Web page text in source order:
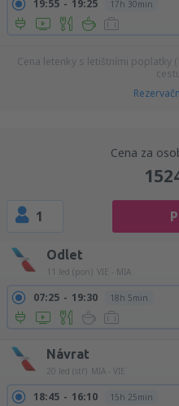
19:55 19:25 17h 30min
Cena letenky s letištními poplatky
Cena za
1
Odlet
11 led (pon) VIE - MIA
07:25 19:30 18h 5min
Návrat
20 led (stř) MIA - VIE
18:45 16:10 15h 25min